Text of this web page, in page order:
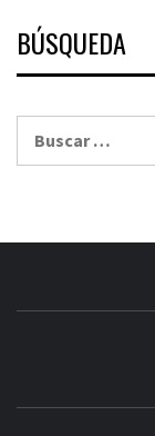
BÚSQUEDA